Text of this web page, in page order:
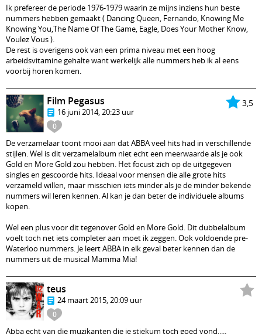
Ik prefereer de periode 1976-1979 waarin ze mijns inziens hun beste
nummers hebben gemaakt ( Dancing Queen, Fernando, Knowing Me
Knowing You,The Name Of The Game, Eagle, Does Your Mother Know,
Voulez Vous ).
De rest is overigens ook van een prima niveau met een hoog
arbeidsvitamine gehalte want werkelijk alle nummers heb ik al eens
voorbij horen komen.
3,5
0
Film Pegasus
16 juni 2014, 20:23 uur
De verzamelaar toont mooi aan dat ABBA veel hits had in verschillende
stijlen. Wel is dit verzamelalbum niet echt een meerwaarde als je ook
Gold en More Gold zou hebben. Het focust zich op de uitgegeven
singles en gescoorde hits. Ideaal voor mensen die alle grote hits
verzameld willen, maar misschien iets minder als je de minder bekende
nummers wil leren kennen. Al kan je dan beter de individuele albums
kopen.
Wel een plus voor dit tegenover Gold en More Gold. Dit dubbelalbum
voelt toch net iets completer aan moet ik zeggen. Ook voldoende pre-
Waterloo nummers. Je leert ABBA in elk geval beter kennen dan de
nummers uit de musical Mamma Mia!
0
teus
24 maart 2015, 20:09 uur
Abba echt van die muzikanten die je stiekum toch goed vond,....